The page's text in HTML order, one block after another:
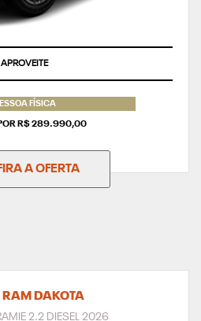
APROVEITE
FÍSICA
R$ 289.990,00
A OFERTA
RAM DAKOTA
2.2 DIESEL 2026